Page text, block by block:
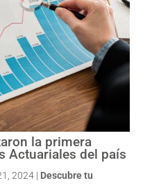
la primera
Actuariales del país
2024| Descubre tu